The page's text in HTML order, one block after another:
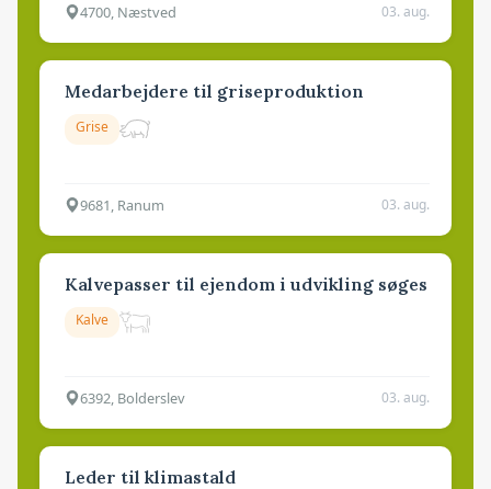
4700, Næstved 03. aug.
Medarbejdere til griseproduktion
Grise
9681, Ranum 03. aug.
Kalvepasser til ejendom i udvikling søges
Kalve
6392, Bolderslev 03. aug.
Leder til klimastald